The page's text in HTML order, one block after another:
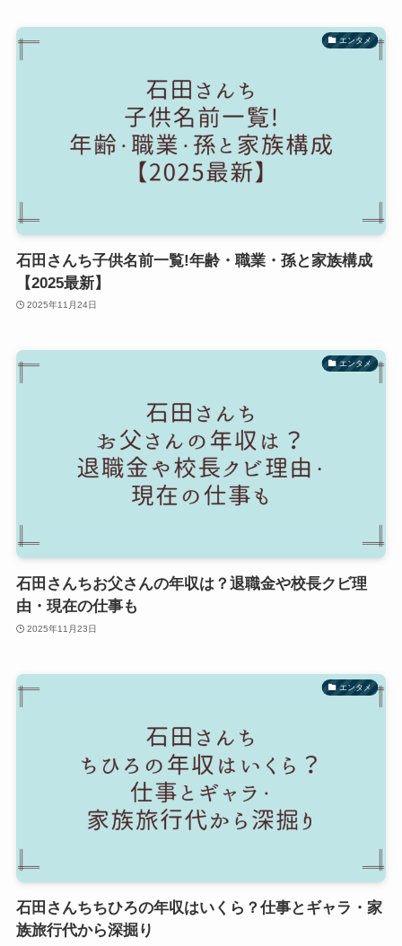
エンタメ
石田さんち子供名前一覧!年齢・職業・孫と家族構成
【2025最新】
2025年11月24日
エンタメ
石田さんちお父さんの年収は？退職金や校長クビ理
由・現在の仕事も
2025年11月23日
エンタメ
石田さんちちひろの年収はいくら？仕事とギャラ・家
族旅行代から深掘り